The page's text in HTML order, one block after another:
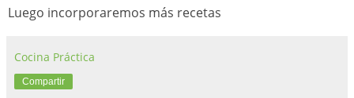
Luego incorporaremos más recetas
Cocina Práctica
Compartir